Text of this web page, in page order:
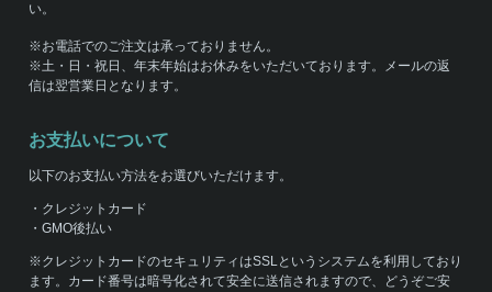
い。
※お電話でのご注文は承っておりません。
※土・日・祝日、年末年始はお休みをいただいております。メールの返
信は翌営業日となります。
お支払いについて
以下のお支払い方法をお選びいただけます。
・クレジットカード
・GMO後払い
※クレジットカードのセキュリティはSSLというシステムを利用しており
ます。カード番号は暗号化されて安全に送信されますので、どうぞご安